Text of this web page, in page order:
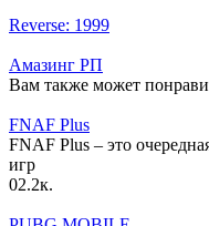
Reverse: 1999
Амазинг РП
Вам также может
FNAF Plus
FNAF Plus – это
игр
02.2к.